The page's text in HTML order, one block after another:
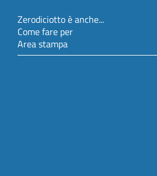
Zerodiciotto è anche...
Come fare per
Area stampa